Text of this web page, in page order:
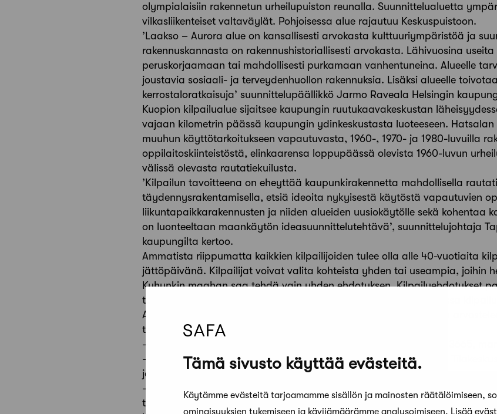
Tämä sivusto käyttää evästeitä.
Käytämme evästeitä tarjoamamme sisällön ja mainosten räätälöimiseen,
ominaisuuksien tukemiseen ja kävijämäärämme analysoimiseen. Lisää
olympialaisiin rakennetun urheilupuiston reunalla. Suunnittelualuetta
vilkasliikenteiset valtaväylät. Pohjoisessa alue rajautuu Keskuspuistoon.
’Laakso – Aurora alue on kansallisesti arvokasta kulttuuriympäristöä ja
rakennuskannasta on rakennushistoriallisesti arvokasta. Lähivuosina
peruskorjaamaan tai mahdollisesti purkamaan vanhentuneina. Alueelle
joustavia sosiaali- ja terveydenhuollon rakennuksia. Lisäksi alueelle
kerrostaloratkaisuja’ suunnittelupäällikkö Jarmo Raveala Helsingin
Kuopion kilpailualue sijaitsee kaupungin ruutukaavakeskustan
vajaan kilometrin päässä kaupungin ydinkeskustasta luoteeseen.
muuhun käyttötarkoitukseen vapautuvasta, 1960-, 1970- ja 1980-luvuilla
oppilaitoskiinteistöstä, elinkaarensa loppupäässä olevista 1960-luvun
välissä olevasta rautatiekuilusta.
’Kilpailun tavoitteena on eheyttää kaupunkirakennetta mahdollisella
täydennysrakentamisella, etsiä ideoita nykyisestä käytöstä vapautuvien
liikuntapaikkarakennusten ja niiden alueiden uusiokäytölle sekä kohentaa
on luonteeltaan maankäytön ideasuunnittelutehtävä’, suunnittelujohtaja
kaupungilta kertoo.
Ammatista riippumatta kaikkien kilpailijoiden tulee olla alle 40-vuotiaita
jättöpäivänä. Kilpailijat voivat valita kohteista yhden tai useampia, joihin
Kuhunkin maahan saa tehdä vain yhden ehdotuksen. Kilpailuehdotukset
tapahtuu tänä vuonna ensimmäistä kertaa digitaalisesti. Suomessa
Arkkitehtiliitto SAFA. Joka maassa kansallinen palkintolautakunta
tehdyt ehdotukset.Lisätietoja:
– Mari Koskinen, pääsihteeri, Europan Suomi Finland: p. 045 139 3665,
– Jarmo Raveala, hankesuunnittelupäällikkö, Helsingin kaupunki,
jarmo.raveala(@)hel.fi
– Tapio Räsänen, suunnittelujohtaja, Kuopion kaupunki, p. 044 718 5001,
tapio.rasanen(@)kuopio.fiEUROPAN on kansallisten eurooppalaisten